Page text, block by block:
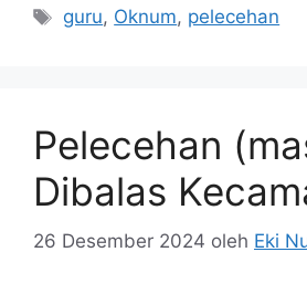
Tag
guru, Oknum, pelecehan
Pelecehan
Dibalas
26 Desember 2024 oleh Eki